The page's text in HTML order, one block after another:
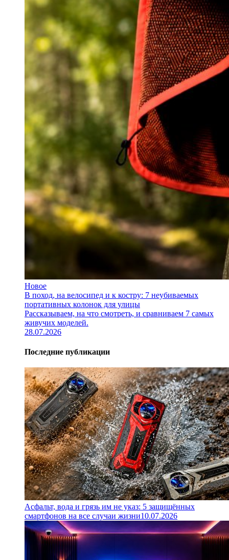
Новое
В поход, на велосипед и к костру: 7 неубиваемых
портативных колонок для улицы
Рассказываем, на что смотреть, и сравниваем 7 самых
живучих моделей.
28.07.2026
Последние публикации
Асфальт, вода и грязь им не указ: 5 защищённых
смартфонов на все случаи жизни10.07.2026